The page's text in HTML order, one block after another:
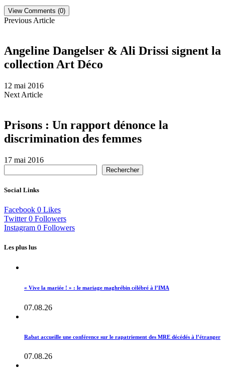
View Comments (0)
Previous Article
Angeline Dangelser & Ali Drissi signent la
collection Art Déco
12 mai 2016
Next Article
Prisons : Un rapport dénonce la
discrimination des femmes
17 mai 2016
Rechercher
Social Links
Facebook 0 Likes
Twitter 0 Followers
Instagram 0 Followers
Les plus lus
« Vive la mariée ! » : le mariage maghrébin célébré à l’IMA
07.08.26
Rabat accueille une conférence sur le rapatriement des MRE décédés à l’étranger
07.08.26